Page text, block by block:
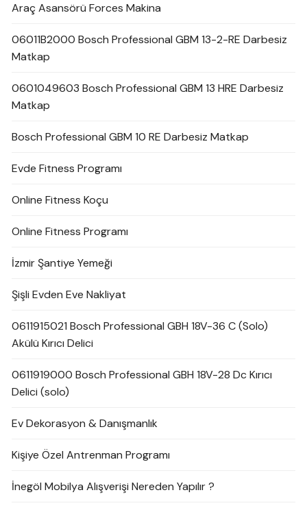
Araç Asansörü Forces Makina
06011B2000 Bosch Professional GBM 13-2-RE Darbesiz
Matkap
0601049603 Bosch Professional GBM 13 HRE Darbesiz
Matkap
Bosch Professional GBM 10 RE Darbesiz Matkap
Evde Fitness Programı
Online Fitness Koçu
Online Fitness Programı
İzmir Şantiye Yemeği
Şişli Evden Eve Nakliyat
0611915021 Bosch Professional GBH 18V-36 C (Solo)
Akülü Kırıcı Delici
0611919000 Bosch Professional GBH 18V-28 Dc Kırıcı
Delici (solo)
Ev Dekorasyon & Danışmanlık
Kişiye Özel Antrenman Programı
İnegöl Mobilya Alışverişi Nereden Yapılır ?